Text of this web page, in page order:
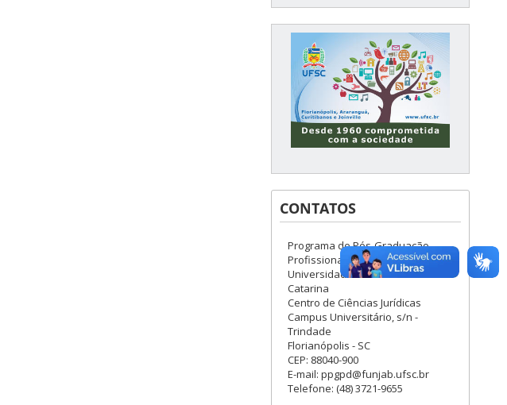
CONTATOS
Programa de Pós-Graduação
Profissional em Direito
Universidade Federal de Santa
Catarina
Centro de Ciências Jurídicas
Campus Universitário, s/n -
Trindade
Florianópolis - SC
CEP: 88040-900
E-mail: ppgpd@funjab.ufsc.br
Telefone: (48) 3721-9655